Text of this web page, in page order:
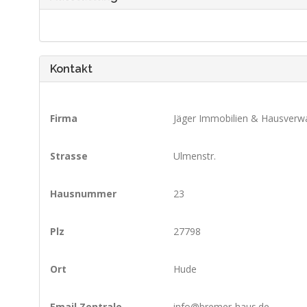
Kontakt
Firma Jäger Immobilien &
Strasse Ulmenstr.
Hausnummer 23
Plz 27798
Ort Hude